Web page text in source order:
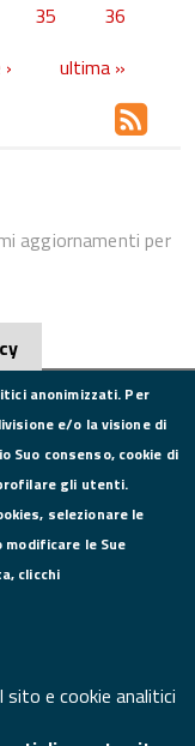
35
36
ultima »
aggiornamenti per
anonimizzati. Per
e/o la visione di
consenso, cookie di
gli utenti.
selezionare le
le Sue
clicchi
sito e cookie analitici